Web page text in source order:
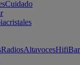
Cuidado
RadiosAltavocesHifi